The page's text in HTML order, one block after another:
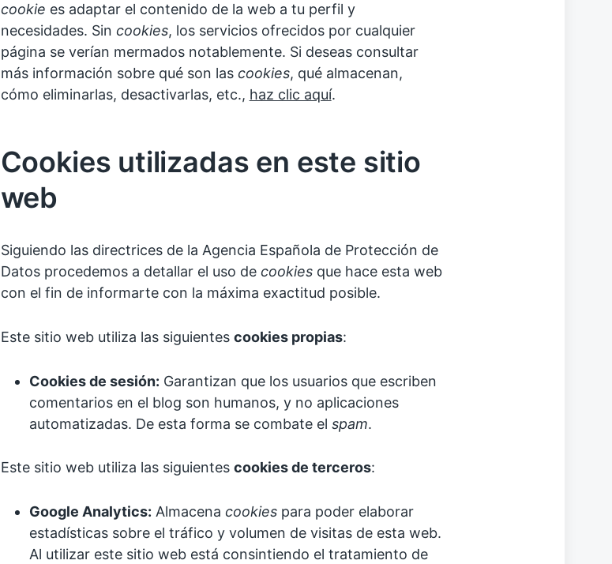
cookie es adaptar el contenido de la web a tu perfil y
necesidades. Sin cookies, los servicios ofrecidos por cualquier
página se verían mermados notablemente. Si deseas consultar
más información sobre qué son las cookies, qué almacenan,
cómo eliminarlas, desactivarlas, etc., haz clic aquí.
Cookies utilizadas en este sitio
web
Siguiendo las directrices de la Agencia Española de Protección de
Datos procedemos a detallar el uso de cookiesque hace esta web
con el fin de informarte con la máxima exactitud posible.
Este sitio web utiliza las siguientes cookies propias:
Cookies de sesión: Garantizan que los usuarios que escriben
comentarios en el blog son humanos, y no aplicaciones
automatizadas. De esta forma se combate el spam.
Este sitio web utiliza las siguientes cookies de terceros:
Google Analytics: Almacena cookiespara poder elaborar
estadísticas sobre el tráfico y volumen de visitas de esta web.
Al utilizar este sitio web está consintiendo el tratamiento de